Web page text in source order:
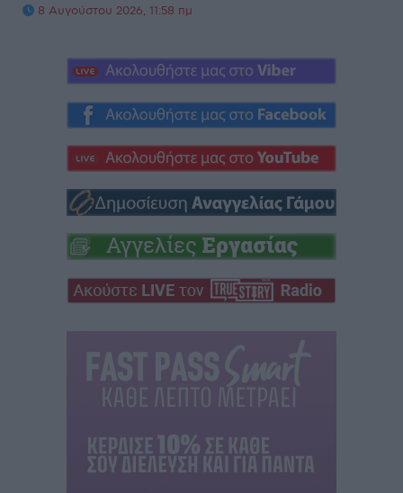
8 Αυγούστου 2026, 11:58 πμ